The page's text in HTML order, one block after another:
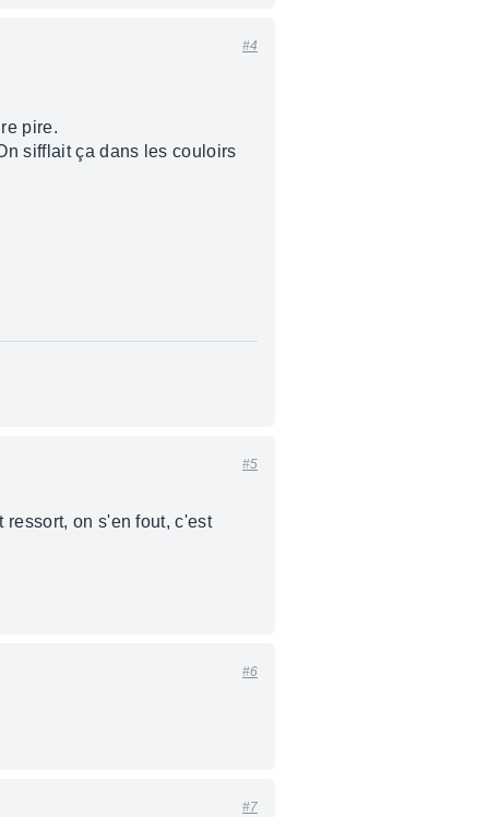
#4
pire.
sifflait ça dans les couloirs
#5
on s'en fout, c'est
#6
#7